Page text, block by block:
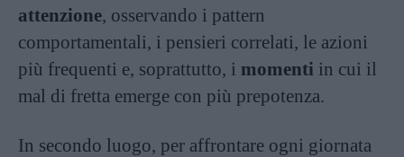
attenzione, osservando i pattern
comportamentali, i pensieri correlati, le azioni
più frequenti e, soprattutto, i momenti in cui il
mal di fretta emerge con più prepotenza.
In secondo luogo, per affrontare ogni giornata